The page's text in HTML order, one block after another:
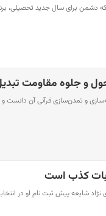
دشمن برای سال جدید تحصیلی،
و جلوه مقاومت
و تمدن‌سازی قرآنی آن دانست
کذب است
شایعه پیش ثبت نام او در